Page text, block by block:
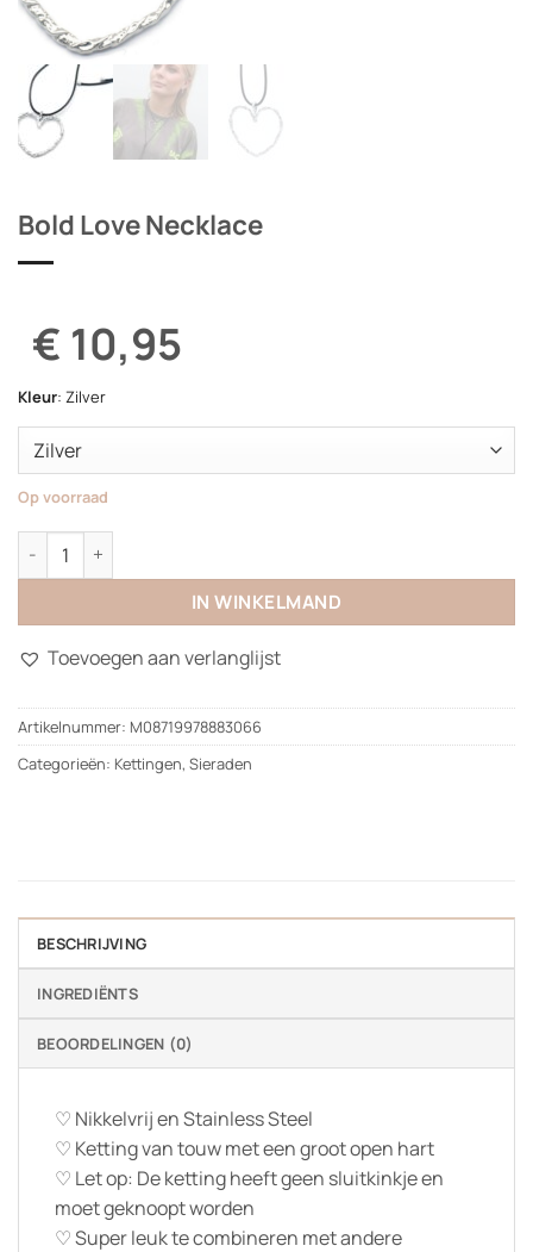
Bold Love Necklace
€ 10,95
Kleur: Zilver
Op voorraad
Bold Love Necklace aantal
IN WINKELMAND
Toevoegen aan verlanglijst
Artikelnummer: M08719978883066
Categorieën: Kettingen, Sieraden
BESCHRIJVING
INGREDIËNTS
BEOORDELINGEN (0)
♡ Nikkelvrij en Stainless Steel
♡ Ketting van touw met een groot open hart
♡ Let op: De ketting heeft geen sluitkinkje en
moet geknoopt worden
♡ Super leuk te combineren met andere